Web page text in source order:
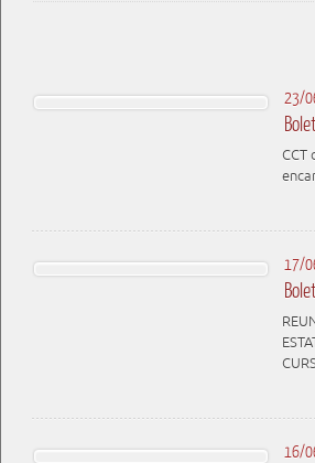
23/
CCT
17/
16/